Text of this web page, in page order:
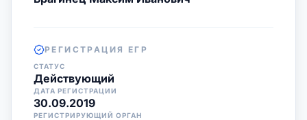
РЕГИСТРАЦИЯ ЕГР
СТАТУС
Действующий
ДАТА РЕГИСТРАЦИИ
30.09.2019
РЕГИСТРИРУЮЩИЙ ОРГАН